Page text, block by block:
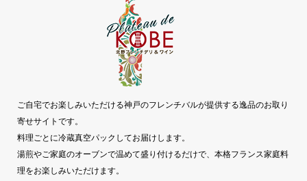
ご自宅でお楽しみいただける神戸のフレンチバルが提供する逸品のお取り
寄せサイトです。
料理ごとに冷蔵真空パックしてお届けします。
湯煎やご家庭のオーブンで温めて盛り付けるだけで、本格フランス家庭料
理をお楽しみいただけます。